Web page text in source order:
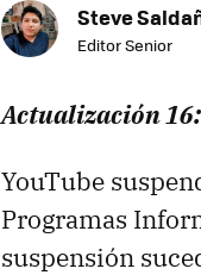
Steve
Editor Senior
Actualización
YouTube
Programas
suspensión